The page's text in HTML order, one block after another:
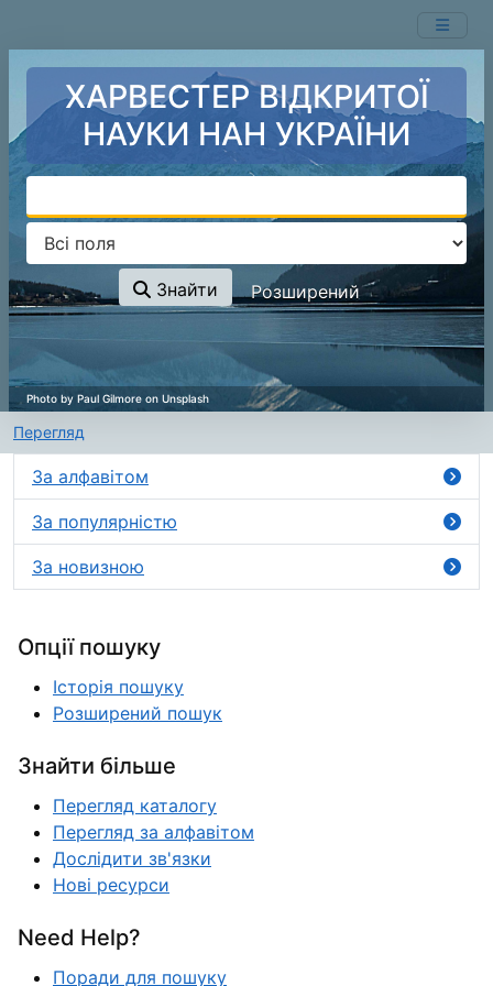
ХАРВЕСТЕР ВІДКРИТОЇ
НАУКИ НАН УКРАЇНИ
Знайти Розширений
Перегляд
За алфавітом
За популярністю
За новизною
Опції пошуку
Історія пошуку
Розширений пошук
Знайти більше
Перегляд каталогу
Перегляд за алфавітом
Дослідити зв'язки
Нові ресурси
Need Help?
Поради для пошуку